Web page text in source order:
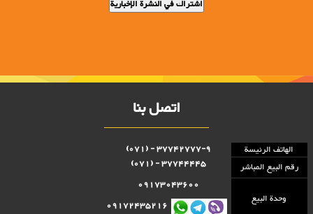
اتصل بنا
الهاتف الرئيسة
37742777-9 - (071)
رقم البيع المباشر
37744445 - (071)
وحدة البيع
09173043600
09172435216